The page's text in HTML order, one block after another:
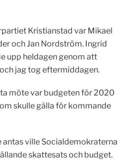
Kristianstad var Mikael
och Jan Nordström. Ingrid
upp heldagen genom att
jag tog eftermiddagen.
möte var budgeten för 2020
skulle gälla för kommande
antas ville Socialdemokraterna
skattesats och budget.